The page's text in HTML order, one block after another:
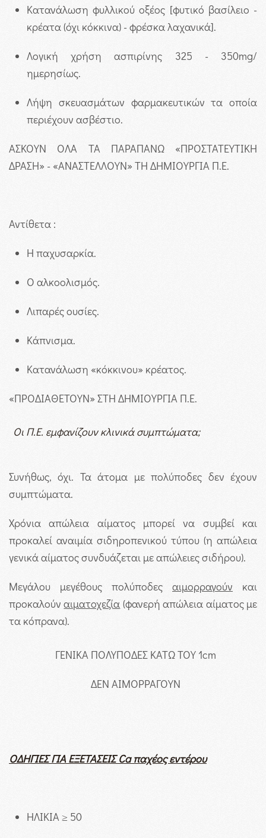
Κατανάλωση φυλλικού οξέος [φυτικό βασίλειο -
κρέατα (όχι κόκκινα) - φρέσκα λαχανικά].
Λογική χρήση ασπιρίνης 325 - 350mg/
ημερησίως.
Λήψη σκευασμάτων φαρμακευτικών τα οποία
περιέχουν ασβέστιο.
ΑΣΚΟΥΝ ΟΛΑ ΤΑ ΠΑΡΑΠΑΝΩ «ΠΡΟΣΤΑΤΕΥΤΙΚΗ
ΔΡΑΣΗ» - «ΑΝΑΣΤΕΛΛΟΥΝ» ΤΗ ΔΗΜΙΟΥΡΓΙΑ Π.Ε.
Αντίθετα :
H παχυσαρκία.
Ο αλκοολισμός.
Λιπαρές ουσίες.
Κάπνισμα.
Κατανάλωση «κόκκινου» κρέατος.
«ΠΡΟΔΙΑΘΕΤΟΥΝ» ΣΤΗ ΔΗΜΙΟΥΡΓΙΑ Π.Ε.
Οι Π.Ε. εμφανίζουν κλινικά συμπτώματα;
Συνήθως, όχι. Τα άτομα με πολύποδες δεν έχουν
συμπτώματα.
Χρόνια απώλεια αίματος μπορεί να συμβεί και
προκαλεί αναιμία σιδηροπενικού τύπου (η απώλεια
γενικά αίματος συνδυάζεται με απώλειες σιδήρου).
Μεγάλου μεγέθους πολύποδες αιμορραγούν και
προκαλούναιματοχεζία (φανερή απώλεια αίματος με
τα κόπρανα).
ΓΕΝΙΚΑ ΠΟΛΥΠΟΔΕΣ ΚΑΤΩ ΤΟΥ 1cm
ΔΕΝ ΑΙΜΟΡΡΑΓΟΥΝ
ΟΔΗΓΙΕΣ ΓΙΑ ΕΞΕΤΑΣΕΙΣCaπαχέος εντέρου
ΗΛΙΚΙΑ ≥ 50